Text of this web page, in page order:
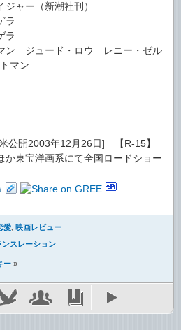
ャー（新潮社刊）
ラ
ラ
ン ジュード・ロウ レニー・ゼル
マン
公開2003年12月26日] 【R-15】
か東宝洋画系にて全国ロードショー
愛, 映画レビュー
ンスレーション
ー »